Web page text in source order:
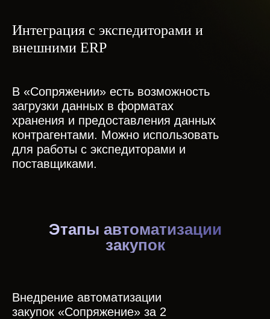
Интеграция с экспедиторами и
внешними ERP
В «Сопряжении» есть возможность
загрузки данных в форматах
хранения и предоставления данных
контрагентами. Можно использовать
для работы с экспедиторами и
поставщиками.
Этапы автоматизации
закупок
Внедрение автоматизации
закупок «Сопряжение» за 2